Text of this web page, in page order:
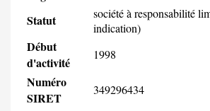
Statut
société à responsabilité
indication)
Début
d'activité
1998
Numéro
SIRET
349296434